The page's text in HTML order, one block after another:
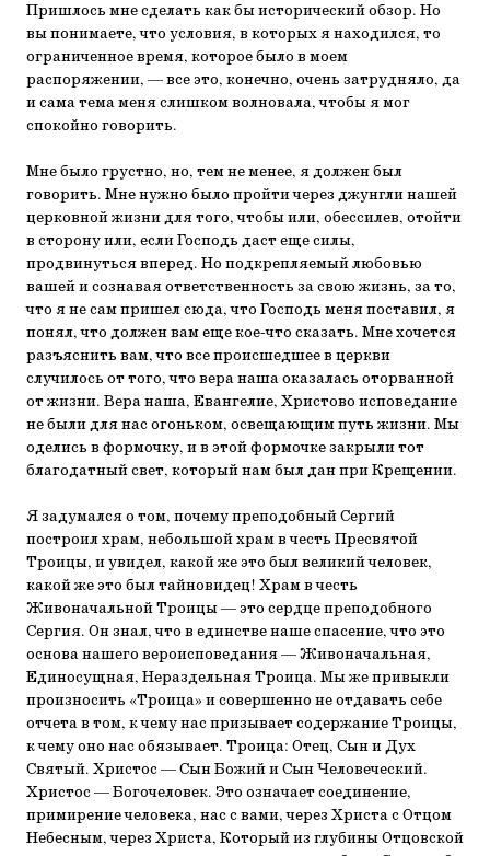
Пришлось мне сделать как бы исторический обзор. Но
вы понимаете, что условия, в которых я находился, то
ограниченное время, которое было в моем
распоряжении, — все это, конечно, очень затрудняло, да
и сама тема меня слишком волновала, чтобы я мог
спокойно говорить.
Мне было грустно, но, тем не менее, я должен был
говорить. Мне нужно было пройти через джунгли нашей
церковной жизни для того, чтобы или, обессилев, отойти
в сторону или, если Господь даст еще силы,
продвинуться вперед. Но подкрепляемый любовью
вашей и сознавая ответственность за свою жизнь, за то,
что я не сам пришел сюда, что Господь меня поставил, я
понял, что должен вам еще кое-что сказать. Мне хочется
разъяснить вам, что все происшедшее в церкви
случилось от того, что вера наша оказалась оторванной
от жизни. Вера наша, Евангелие, Христово исповедание
не были для нас огоньком, освещающим путь жизни. Мы
оделись в формочку, и в этой формочке закрыли тот
благодатный свет, который нам был дан при Крещении.
Я задумался о том, почему преподобный Сергий
построил храм, небольшой храм в честь Пресвятой
Троицы, и увидел, какой же это был великий человек,
какой же это был тайновидец! Храм в честь
Живоначальной Троицы — это сердце преподобного
Сергия. Он знал, что в единстве наше спасение, что это
основа нашего вероисповедания — Живоначальная,
Единосущная, Нераздельная Троица. Мы же привыкли
произносить «Троица» и совершенно не отдавать себе
отчета в том, к чему нас призывает содержание Троицы,
к чему оно нас обязывает. Троица: Отец, Сын и Дух
Святый. Христос — Сын Божий и Сын Человеческий.
Христос — Богочеловек. Это означает соединение,
примирение человека, нас с вами, через Христа с Отцом
Небесным, через Христа, Который из глубины Отцовской